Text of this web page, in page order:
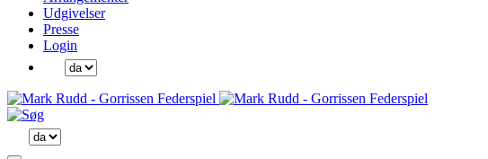
Udgivelser
Presse
Login